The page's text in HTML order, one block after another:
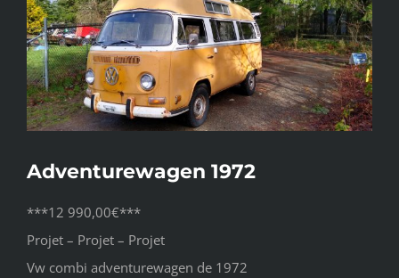
l'image
agrandie
Adventurewagen 1972
***12 990,00€***
Projet – Projet – Projet
Vw combi adventurewagen de 1972